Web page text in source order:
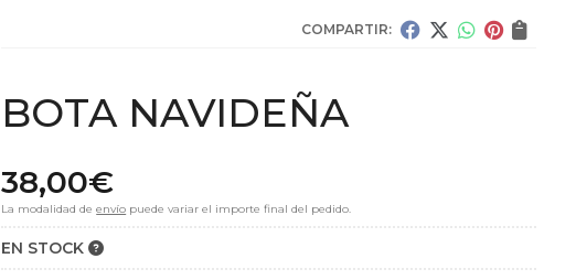
COMPARTIR:
BOTA NAVIDEÑA
38,00€
La modalidad deenvío puede variar el importe final del pedido.
EN STOCK